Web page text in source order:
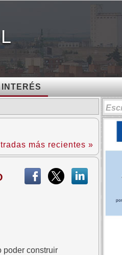
más recientes »
poder construir